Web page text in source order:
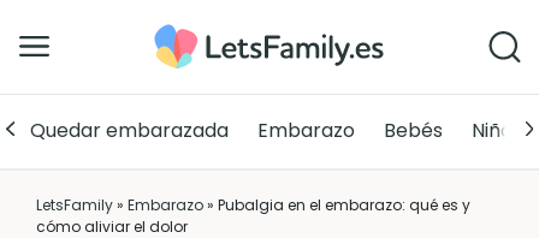
Quedar embarazada Embarazo Bebés Niños
LetsFamily» Embarazo» Pubalgia en el embarazo: qué es y
cómo aliviar el dolor